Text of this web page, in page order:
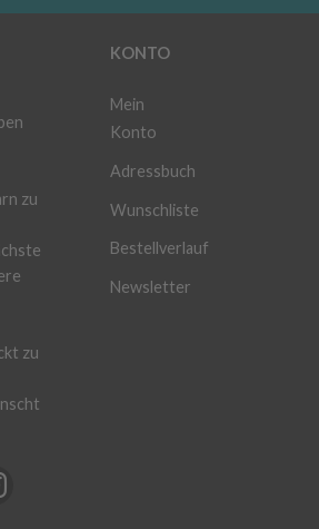
zu
zu
KONTO
Mein
Konto
Adressbuch
Wunschliste
Bestellverlauf
Newsletter